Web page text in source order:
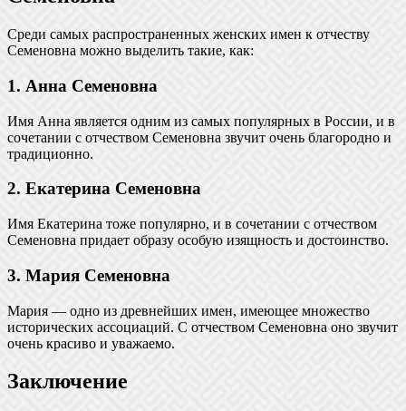
Среди самых распространенных женских имен к отчеству
Семеновна можно выделить такие, как:
1. Анна Семеновна
Имя Анна является одним из самых популярных в России, и в
сочетании с отчеством Семеновна звучит очень благородно и
традиционно.
2. Екатерина Семеновна
Имя Екатерина тоже популярно, и в сочетании с отчеством
Семеновна придает образу особую изящность и достоинство.
3. Мария Семеновна
Мария — одно из древнейших имен, имеющее множество
исторических ассоциаций. С отчеством Семеновна оно звучит
очень красиво и уважаемо.
Заключение